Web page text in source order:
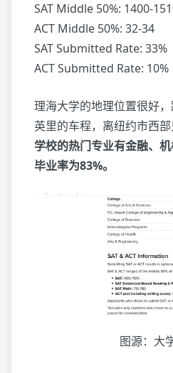
SAT Middle 50%: 1400-
ACT Middle 50%: 32-34
SAT Submitted Rate: 33%
ACT Submitted Rate: 10%
理海大学的地理位置很好
英里的车程，离纽约市西部
学校的热门专业有金融、
毕业率为83%。
图源：大